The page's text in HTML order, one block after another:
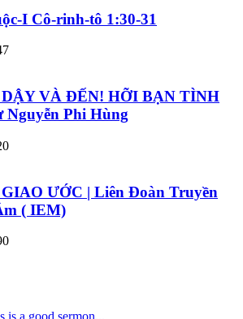
I Cô-rinh-tô 1:30-31
VÀ ĐẾN! HỠI BẠN TÌNH
Nguyễn Phi Hùng
ƯỚC | Liên Đoàn Truyền
( IEM)